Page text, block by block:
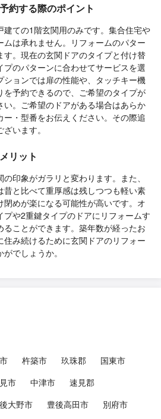
約する際のポイント
建ての1階玄関用のみです。集合住宅や
は承れません。リフォームのパター
す。現在の玄関ドアのタイプと付け替
プのパターンに合わせてサービスを選
ョンでは扉の性能や、タッチキー機
予約できるので、ご希望のタイプが
い。ご希望のドアがある場合はあらか
ー・型番をお伝えください。その際追
います。
リット
印象がガラリと変わります。また、
と比べて重厚感は残しつつも軽い素
めが楽になる可能性が高いです。オ
プや2重鍵タイプのドアにリフォームす
ことができます。築年数が経ったお
住み続けるために玄関ドアのリフォー
でしょうか。
杵築市 玖珠郡
国東市
市 中津市
速見郡
大野市 豊後高田市
別府市